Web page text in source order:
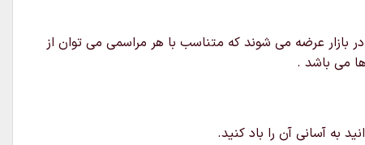
بازار عرضه می شوند که متناسب با هر مراسمی می توان از
می باشد .
به آسانی آن را باد کنید.